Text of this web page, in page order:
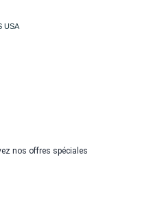
USA
nos offres spéciales